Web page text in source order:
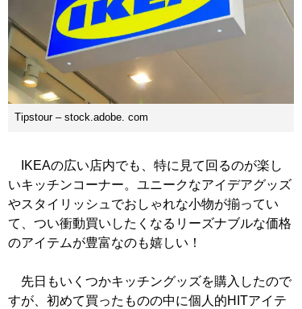
Tipstour – stock.adobe. com
IKEAの広い店内でも、特に見て回るのが楽し
いキッチンコーナー。ユニークなアイデアグッズ
やスタイリッシュでおしゃれな小物が揃ってい
て、つい衝動買いしたくなるリーズナブルな価格
のアイテムが豊富なのも嬉しい！
先日もいくつかキッチングッズを購入したので
すが、初めて買ったものの中に個人的HITアイテ